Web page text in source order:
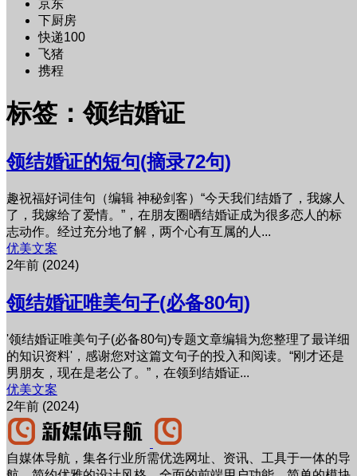
京东
下厨房
快递100
飞猪
携程
标签：领结婚证
领结婚证的短句(摘录72句)
趣祝福好词佳句（编辑 神秘剑客）“今天我们结婚了，我嫁人
了，我嫁给了爱情。”，在朋友圈晒结婚证成为很多恋人的标
志动作。经过充分地了解，两个心有互属的人...
优美文案
2年前 (2024)
领结婚证唯美句子(必备80句)
'领结婚证唯美句子(必备80句)专题文章编辑为您整理了最详细
的知识资料'，感谢您对这篇文句子的投入和阅读。“刚才还是
男朋友，现在是老公了。”，在领到结婚证...
优美文案
2年前 (2024)
自媒体导航，集各行业所需优选网址、资讯、工具于一体的导